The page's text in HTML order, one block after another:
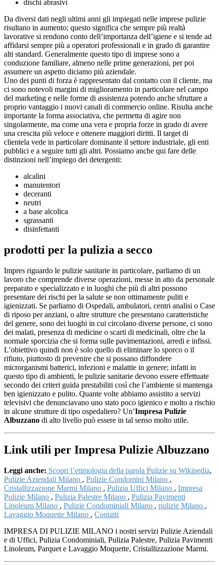
dischi abrasivi
Da diversi dati negli ultimi anni gli impiegati nelle imprese pulizie
risultano in aumento; questo significa che sempre più realtà
lavorative si rendono conto dell’importanza dell’igiene e si tende ad
affidarsi sempre più a operatori professionali e in grado di garantire
alti standard. Generalmente questo tipo di imprese sono a
conduzione familiare, almeno nelle prime generazioni, per poi
assumere un aspetto diciamo più aziendale.
Uno dei punti di forza è rappresentato dal contatto con il cliente, ma
ci sono notevoli margini di miglioramento in particolare nel campo
del marketing e nelle forme di assistenza potendo anche sfruttare a
proprio vantaggio i nuovi canali di commercio online. Risulta anche
importante la forma associativa, che permetta di agire non
singolarmente, ma come una vera e propria forze in grado di avere
una crescita più veloce e ottenere maggiori diritti. Il target di
clientela vede in particolare dominante il settore industriale, gli enti
pubblici e a seguire tutti gli altri. Possiamo anche qui fare delle
distinzioni nell’impiego dei detergenti:
alcalini
manutentori
deceranti
neutri
a base alcolica
sgrassanti
disinfettanti
prodotti per la pulizia a secco
Impres riguardo le pulizie sanitarie in particolare, parliamo di un
lavoro che comprende diverse operazioni, messe in atto da personale
preparato e specializzato e in luoghi che più di altri possono
presentare dei rischi per la salute se non ottimamente puliti e
igienizzati. Se parliamo di Ospedali, ambulatori, centri analisi o Case
di riposo per anziani, o altre strutture che presentano caratteristiche
del genere, sono dei luoghi in cui circolano diverse persone, ci sono
dei malati, presenza di medicine o scarti di medicinali, oltre che la
normale sporcizia che si forma sulle pavimentazioni, arredi e infissi.
L’obiettivo quindi non è solo quello di eliminare lo sporco o il
rifiuto, piuttosto di prevenire che si possano diffondere
microrganismi batterici, infezioni e malattie in genere; infatti in
questo tipo di ambienti, le pulizie sanitarie devono essere effettuate
secondo dei criteri guida prestabiliti così che l’ambiente si mantenga
ben igienizzato e pulito. Quante volte abbiamo assistito a servizi
televisivi che denunciavano uno stato poco igienico e molto a rischio
in alcune strutture di tipo ospedaliero? Un’Impresa Pulizie
Albuzzano di alto livello può essere in tal senso molto utile.
Link utili per Impresa Pulizie Albuzzano
Leggi anche: Scopri l’etimologia della parola Pulizie su Wikipedia,
Pulizie Aziendali Milano , Pulizie Condomini Milano ,
Cristallizzazione Marmi Milano , Pulizia Uffici Milano , Impresa
Pulizie Milano , Pulizia Palestre Milano , Pulizia Pavimenti
Linoleum Milano , Pulizie Condominiali Milano , pulizie Milano ,
Lavaggio Moquette Milano , Contatti
IMPRESA DI PULIZIE MILANO i nostri servizi Pulizie Aziendali
e di Uffici, Pulizia Condominiali, Pulizia Palestre, Pulizia Pavimenti
Linoleum, Parquet e Lavaggio Moquette, Cristallizzazione Marmi.